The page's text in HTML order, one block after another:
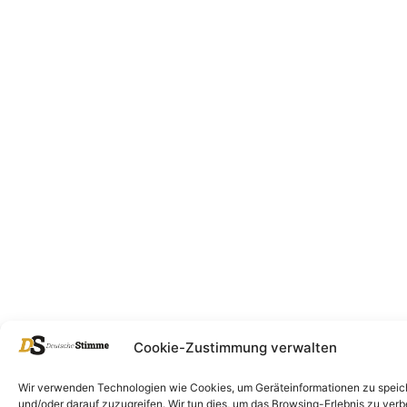
Cookie-Zustimmung verwalten
Wir verwenden Technologien wie Cookies, um Geräteinformationen zu
und/oder darauf zuzugreifen. Wir tun dies, um das Browsing-Erlebnis zu